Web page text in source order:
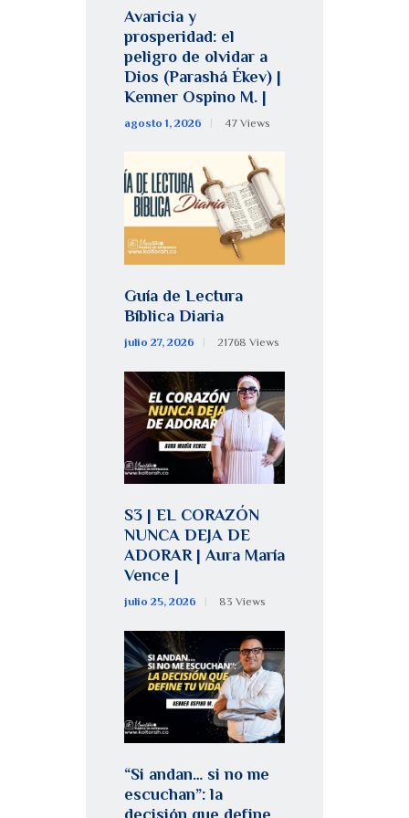
Avaricia y
prosperidad: el
peligro de olvidar a
Dios (Parashá Ékev) |
Kenner Ospino M. |
agosto 1, 2026 47 Views
Guía de Lectura
Bíblica Diaria
julio 27, 2026 21768 Views
S3 | EL CORAZÓN
NUNCA DEJA DE
ADORAR | Aura María
Vence |
julio 25, 2026 83 Views
“Si andan… si no me
escuchan”: la